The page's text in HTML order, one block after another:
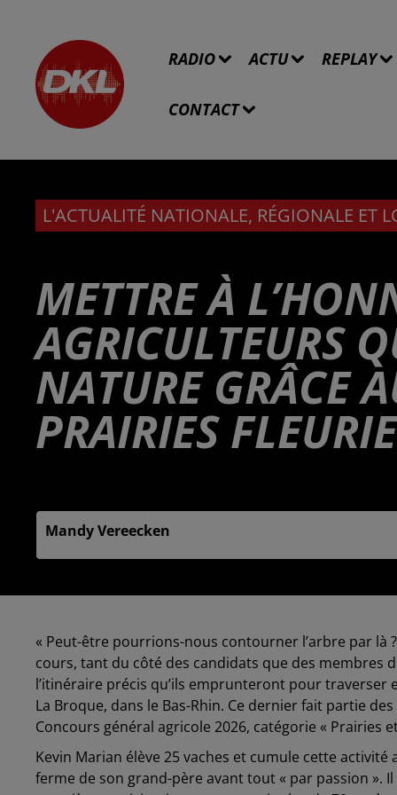
RADIO ACTU REPLAY
CONTACT
L'ACTUALITÉ NATIONALE, RÉGIONALE ET
METTRE À
AGRICULTEURS
NATURE GRÂCE
PRAIRIES
Mandy Vereecken
« Peut-être pourrions-nous contourner l’arbre par
cours, tant du côté des candidats que des
l’itinéraire précis qu’ils emprunteront pour
La Broque, dans le Bas-Rhin. Ce dernier fait partie
Concours général agricole 2026, catégorie « Prairies
Kevin Marian élève 25 vaches et cumule cette
ferme de son grand-père avant tout « par passion ».